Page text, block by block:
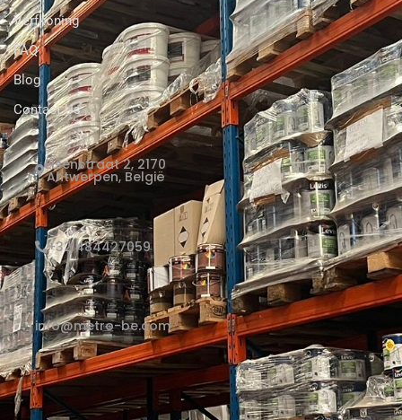
Verfkoning
FAQ
Blog
Contact Us
Elsenstraat 2, 2170
Antwerpen, België
+32 484427059
info@metro-be.com